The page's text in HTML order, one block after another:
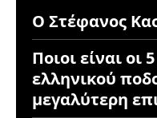
Ο Στέφανος
Ποιοι είναι οι
ελληνικού
μεγαλύτερη